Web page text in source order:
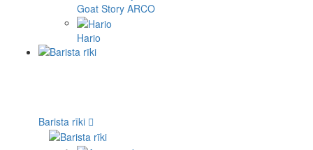
Goat Story ARCO
Hario
Barista rīki